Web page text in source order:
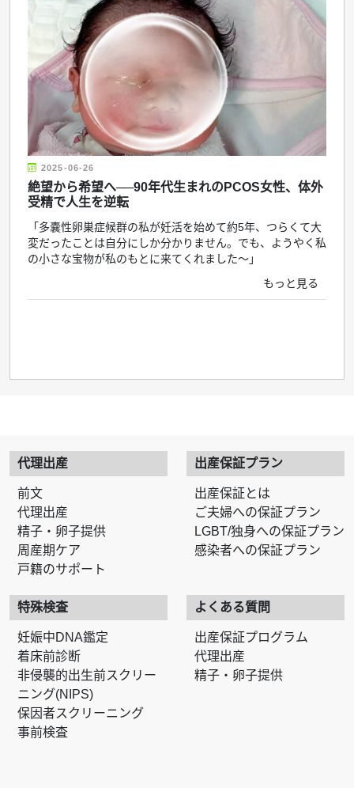
2025-06-26
絶望から希望へ──90年代生まれのPCOS女性、体外
受精で人生を逆転
「多嚢性卵巣症候群の私が妊活を始めて約5年、つらくて大
変だったことは自分にしか分かりません。でも、ようやく私
の小さな宝物が私のもとに来てくれました〜」
もっと見る
代理出産
前文
代理出産
精子・卵子提供
周産期ケア
戸籍のサポート
出産保証プラン
出産保証とは
ご夫婦への保証プラン
LGBT/独身への保証プラン
感染者への保証プラン
特殊検査
妊娠中DNA鑑定
着床前診断
非侵襲的出生前スクリー
ニング(NIPS)
保因者スクリーニング
事前検査
よくある質問
出産保証プログラム
代理出産
精子・卵子提供